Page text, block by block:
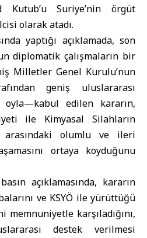
Kutub’u Suriye’nin örgüt
olarak atadı.
yaptığı açıklamada, son
diplomatik çalışmaların bir
Milletler Genel Kurulu’nun
geniş uluslararası
edilen kararın,
ile Kimyasal Silahların
arasındaki olumlu ve ileri
ortaya koyduğunu
açıklamasında, kararın
ve KSYÖ ile yürüttüğü
karşıladığını,
destek verilmesi